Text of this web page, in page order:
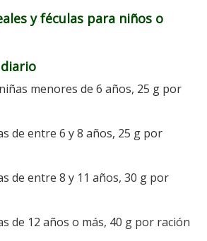
y féculas para niños o
menores de 6 años, 25 g por
de entre 6 y 8 años, 25 g por
de entre 8 y 11 años, 30 g por
de 12 años o más, 40 g por ración